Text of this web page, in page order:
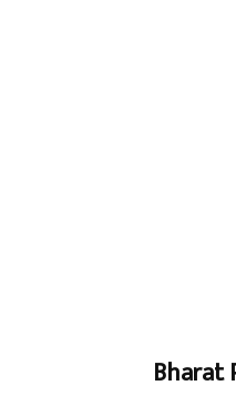
Bharat